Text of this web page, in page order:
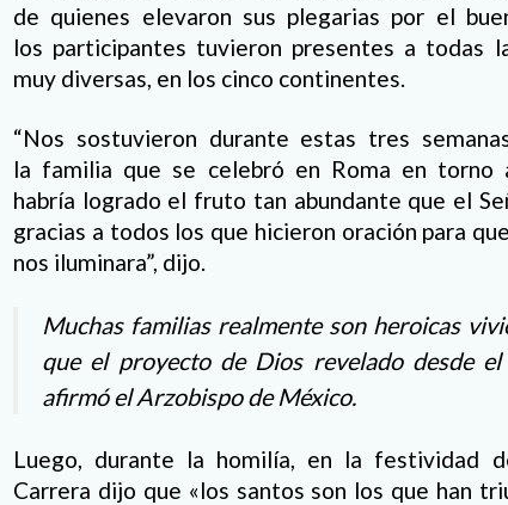
de quienes elevaron sus plegarias por el
los participantes tuvieron presentes a todas
muy diversas, en los cinco continentes.
“Nos sostuvieron durante estas tres
la familia que se celebró en Roma en torno
habría logrado el fruto tan abundante que el
gracias a todos los que hicieron oración para
nos iluminara”, dijo.
Muchas familias realmente son heroicas
que el proyecto de Dios revelado desde
afirmó el Arzobispo de México.
Luego, durante la homilía, en la festividad
Carrera dijo que «los santos son los que han